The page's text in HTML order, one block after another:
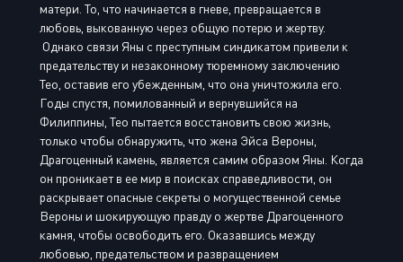
матери. То, что начинается в гневе, превращается в
любовь, выкованную через общую потерю и жертву.
Однако связи Яны с преступным синдикатом привели к
предательству и незаконному тюремному заключению
Тео, оставив его убежденным, что она уничтожила его.
Годы спустя, помилованный и вернувшийся на
Филиппины, Тео пытается восстановить свою жизнь,
только чтобы обнаружить, что жена Эйса Вероны,
Драгоценный камень, является самим образом Яны. Когда
он проникает в ее мир в поисках справедливости, он
раскрывает опасные секреты о могущественной семье
Вероны и шокирующую правду о жертве Драгоценного
камня, чтобы освободить его. Оказавшись между
любовью, предательством и развращением